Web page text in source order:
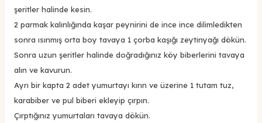
şeritler halinde kesin.
2 parmak kalınlığında kaşar peynirini de ince ince dilimledikten
sonra ısınmış orta boy tavaya 1 çorba kaşığı zeytinyağı dökün.
Sonra uzun şeritler halinde doğradığınız köy biberlerini tavaya
alın ve kavurun.
Ayrı bir kapta 2 adet yumurtayı kırın ve üzerine 1 tutam tuz,
karabiber ve pul biberi ekleyip çırpın.
Çırptığınız yumurtaları tavaya dökün.